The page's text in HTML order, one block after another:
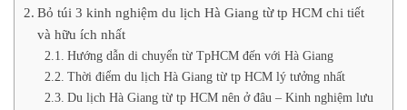
Bỏ túi 3 kinh nghiệm du lịch Hà Giang từ tp HCM chi tiết
và hữu ích nhất
Hướng dẫn di chuyển từ TpHCM đến với Hà Giang
Thời điểm du lịch Hà Giang từ tp HCM lý tưởng nhất
Du lịch Hà Giang từ tp HCM nên ở đâu – Kinh nghiệm lưu